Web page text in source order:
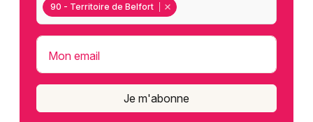
90 - Territoire de Belfort
Mon email
Je m'abonne